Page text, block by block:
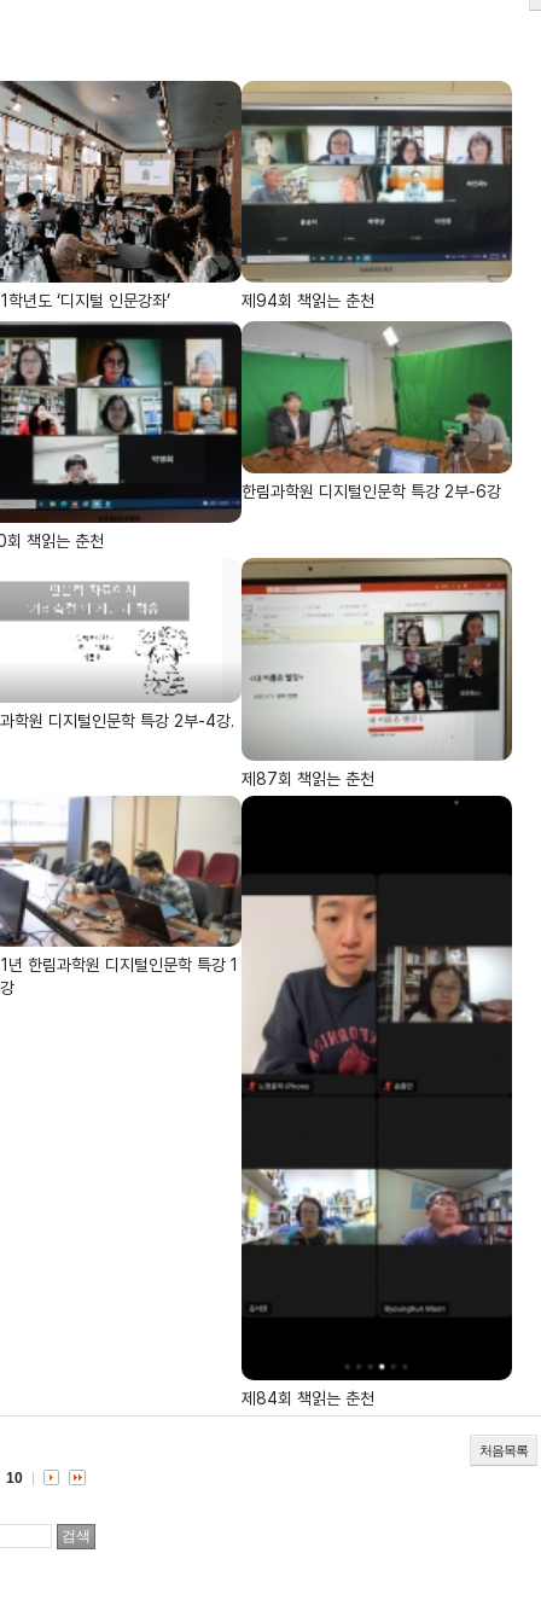
년도 ‘디지털 인문강좌’ 제94회 책읽는 춘천
책읽는 춘천
한림과학원 디지털인문학 특강 2부-6강
학원 디지털인문학 특강 2부-4강.
제87회 책읽는 춘천
한림과학원 디지털인문학 특강 1
제84회 책읽는 춘천
처음목록
10